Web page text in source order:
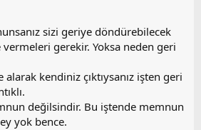
sizi geriye döndürebilecek
gerekir. Yoksa neden geri
alarak kendiniz çıktıysanız işten geri
değilsindir. Bu iştende memnun
yok bence.